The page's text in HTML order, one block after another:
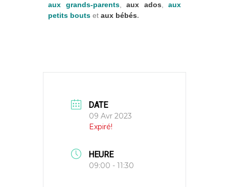
aux grands-parents, aux ados, aux
petits bouts et aux bébés.
DATE
09 Avr 2023
Expiré!
HEURE
09:00 - 11:30